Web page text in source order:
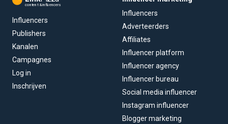
content & influencers
Influencers
Publishers
Kanalen
Campagnes
Log in
Inschrijven
Influencers
Adverteerders
Affiliates
Influencer platform
Influencer agency
Influencer bureau
Social media influencer
Instagram influencer
Blogger marketing